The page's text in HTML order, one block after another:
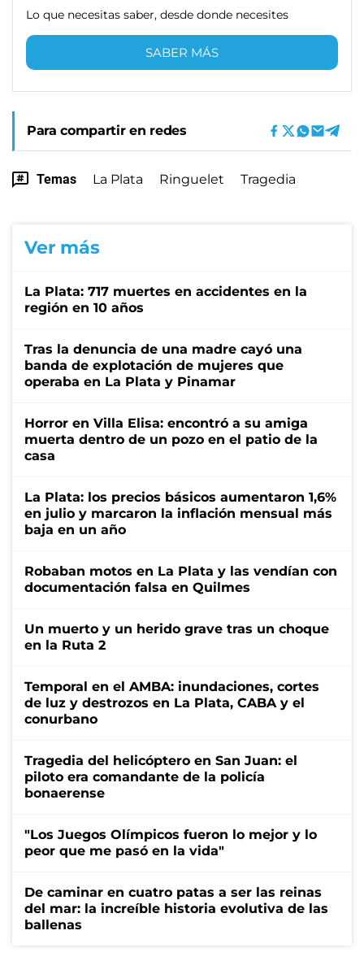
Lo que necesitas saber, desde donde necesites
SABER MÁS
Para compartir en redes
Temas La Plata Ringuelet Tragedia
Ver más
La Plata: 717 muertes en accidentes en la
región en 10 años
Tras la denuncia de una madre cayó una
banda de explotación de mujeres que
operaba en La Plata y Pinamar
Horror en Villa Elisa: encontró a su amiga
muerta dentro de un pozo en el patio de la
casa
La Plata: los precios básicos aumentaron 1,6%
en julio y marcaron la inflación mensual más
baja en un año
Robaban motos en La Plata y las vendían con
documentación falsa en Quilmes
Un muerto y un herido grave tras un choque
en la Ruta 2
Temporal en el AMBA: inundaciones, cortes
de luz y destrozos en La Plata, CABA y el
conurbano
Tragedia del helicóptero en San Juan: el
piloto era comandante de la policía
bonaerense
"Los Juegos Olímpicos fueron lo mejor y lo
peor que me pasó en la vida"
De caminar en cuatro patas a ser las reinas
del mar: la increíble historia evolutiva de las
ballenas